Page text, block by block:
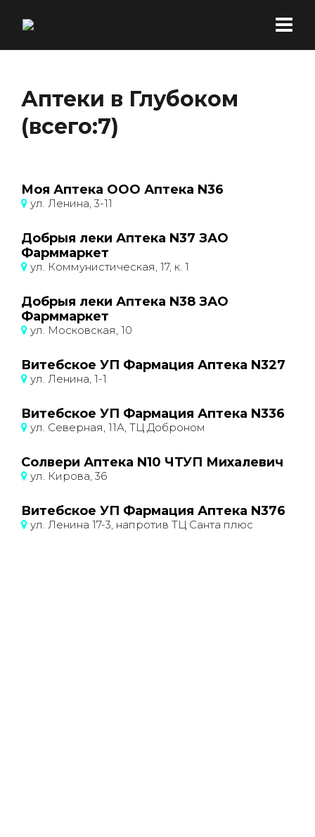
Аптеки в Глубоком
(всего:7)
Моя Аптека ООО Аптека N36
ул. Ленина, 3-11
Добрыя леки Аптека N37 ЗАО
Фарммаркет
ул. Коммунистическая, 17, к. 1
Добрыя леки Аптека N38 ЗАО
Фарммаркет
ул. Московская, 10
Витебское УП Фармация Аптека N327
ул. Ленина, 1-1
Витебское УП Фармация Аптека N336
ул. Северная, 11А, ТЦ Доброном
Солвери Аптека N10 ЧТУП Михалевич
ул. Кирова, 36
Витебское УП Фармация Аптека N376
ул. Ленина 17-3, напротив ТЦ Санта плюс